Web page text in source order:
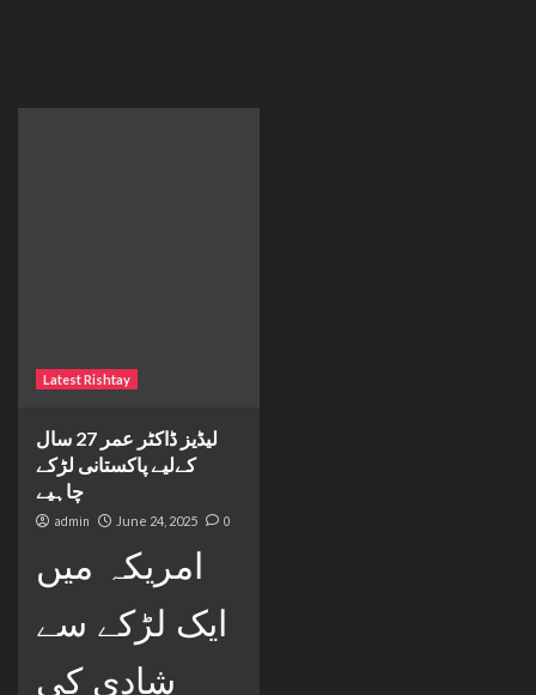
Latest Rishtay
لیڈیز ڈاکٹر عمر 27 سال
کےلیے پاکستانی لڑکے
چاہیے
admin June 24, 2025 0
امریکہ میں
ایک لڑکے سے
شادی کی